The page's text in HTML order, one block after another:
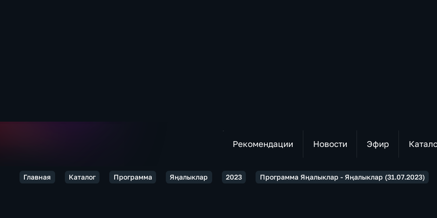
Рекомендации Новости Эфир
Главная Каталог Программа Яңалыклар 2023 Программа Яңалыклар - Яңалыклар (31.07.2023)